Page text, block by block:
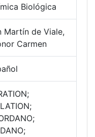
Biológica
Martín de Viale,
Carmen